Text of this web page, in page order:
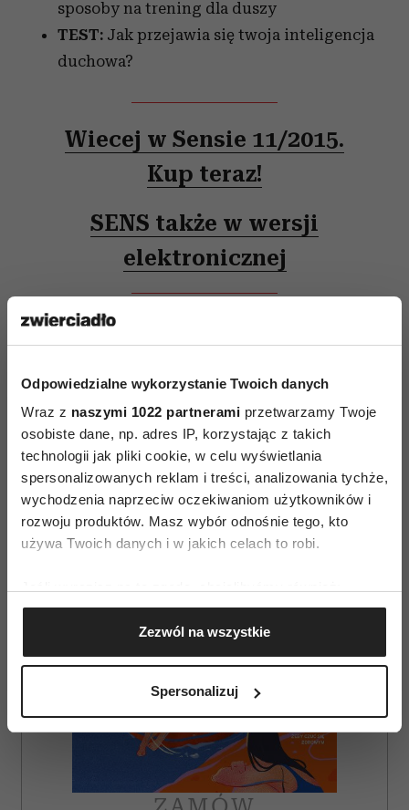
Odpowiedzialne wykorzystanie Twoich danych
Wraz z naszymi 1022 partnerami przetwarzamy Twoje
osobiste dane, np. adres IP, korzystając z takich
technologii jak pliki cookie, w celu wyświetlania
spersonalizowanych reklam i treści, analizowania tychże,
wychodzenia naprzeciw oczekiwaniom użytkowników i
rozwoju produktów. Masz wybór odnośnie tego, kto
używa Twoich danych i w jakich celach to robi.
Gromadzić dane dotyczące Twojej lokalizacji
geograficznej z dokładnością nawet do kilku metrów
Identyfikować Twoje urządzenie, aktywnie
(fingerprinting, czyli wirtualny odcisk palca)
dane są przetwarzane oraz ustaw własne preferencje w
. W Deklaracji plików cookie możesz
zmienić lub wycofać swoją zgodę w dowolnej chwili.
Zezwól na wszystkie
Spersonalizuj
sposoby na trening dla duszy
TEST: Jak przejawia się twoja inteligencja
duchowa?
Wiecej w Sensie 11/2015.
Kup teraz!
SENS także w wersji
elektronicznej
AUTOPROMOCJA